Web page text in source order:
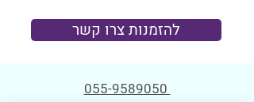
055-9589050
להזמנות צרו קשר